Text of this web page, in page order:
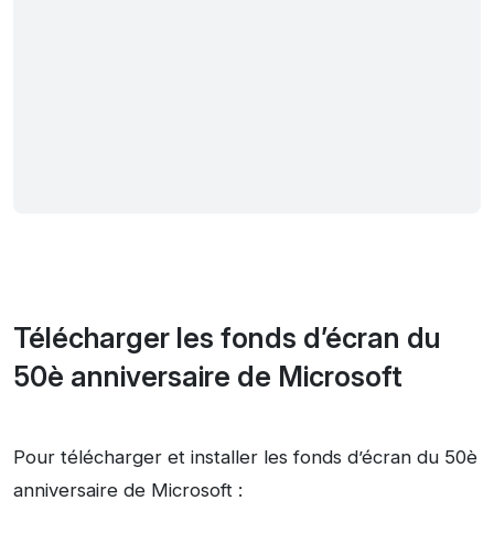
Télécharger les fonds d’écran du
50è anniversaire de Microsoft
Pour télécharger et installer les fonds d’écran du 50è
anniversaire de Microsoft :